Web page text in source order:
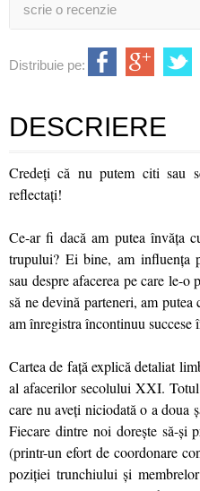
scrie o recenzie
Distribuie pe:
DESCRIERE
Credeţi că nu putem citi sau
reflectaţi!
Ce-ar fi dacă am putea învăţa
trupului? Ei bine, am influenţa
sau despre afacerea pe care le-
să ne devină parteneri, am
am înregistra încontinuu succese
Cartea de faţă explică detaliat
al afacerilor secolului XXI.
care nu aveţi niciodată o a doua
Fiecare dintre noi doreşte să-şi
(printr-un efort de coordonare
poziţiei trunchiului şi